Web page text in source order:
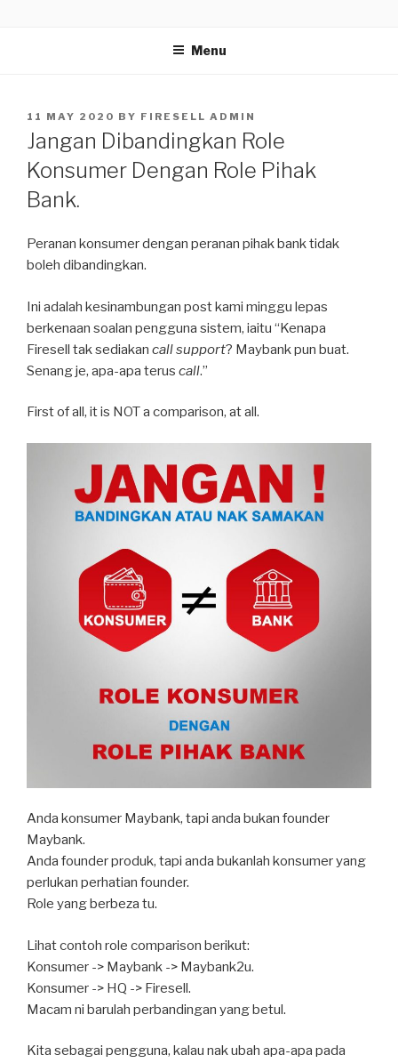
Menu
POSTED
ON
11 MAY 2020 BY FIRESELL ADMIN
Jangan Dibandingkan Role
Konsumer Dengan Role Pihak
Bank.
Peranan konsumer dengan peranan pihak bank tidak
boleh dibandingkan.
Ini adalah kesinambungan post kami minggu lepas
berkenaan soalan pengguna sistem, iaitu “Kenapa
Firesell tak sediakan call support? Maybank pun buat.
Senang je, apa-apa terus call.”
First of all, it is NOT a comparison, at all.
Anda konsumer Maybank, tapi anda bukan founder
Maybank.
Anda founder produk, tapi anda bukanlah konsumer yang
perlukan perhatian founder.
Role yang berbeza tu.
Lihat contoh role comparison berikut:
Konsumer -> Maybank -> Maybank2u.
Konsumer -> HQ -> Firesell.
Macam ni barulah perbandingan yang betul.
Kita sebagai pengguna, kalau nak ubah apa-apa pada